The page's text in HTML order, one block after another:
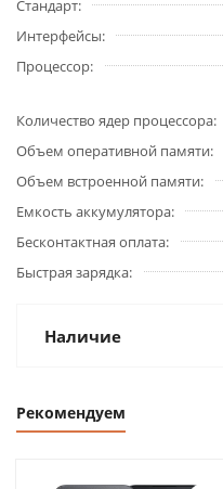
Стандарт
Интерфейсы
Процессор
Количество ядер процессора
Объем оперативной памяти
Объем встроенной памяти
Емкость аккумулятора
Бесконтактная оплата
Быстрая зарядка
Наличие
Рекомендуем